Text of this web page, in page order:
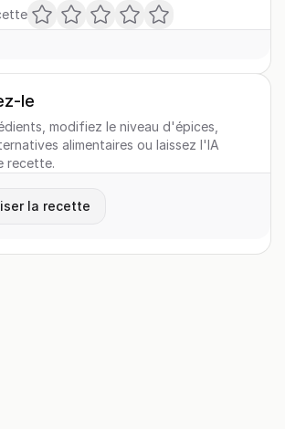
le
modifiez le niveau d'épices,
alimentaires ou laissez l'IA
recette.
la recette